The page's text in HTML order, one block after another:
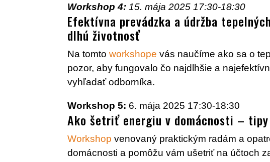
Workshop 4: 15. mája 2025 17:30-18:30
Efektívna prevádzka a údržba
dlhú životnosť
Na tomtoworkshope vás naučíme ako sa o
pozor, aby fungovalo čo najdlhšie a
vyhľadať odborníka.
Workshop 5: 6. mája 2025 17:30-18:30
Ako šetriť energiu v domácnosti –
Workshop venovaný praktickým radám a
domácnosti a pomôžu vám ušetriť na účtoch